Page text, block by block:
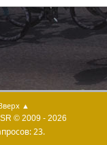
▲
© 2009 - 2026
23.